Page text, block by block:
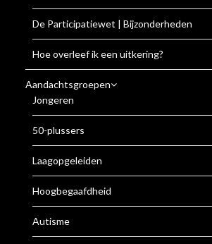
De Participatiewet | Bijzonderheden
Hoe overleef ik een uitkering?
Aandachtsgroepen
Jongeren
50-plussers
Laagopgeleiden
Hoogbegaafdheid
Autisme